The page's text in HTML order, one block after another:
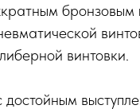
бронзовым
винтовки.